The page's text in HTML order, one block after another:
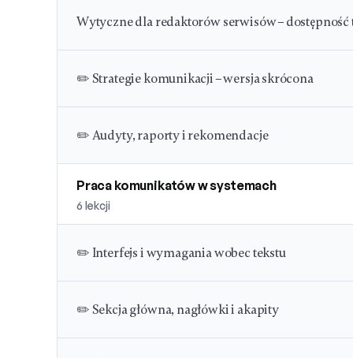
Wytyczne dla redaktorów serwisów –
✏️ Strategie komunikacji – wersja skrócona
✏️ Audyty, raporty i rekomendacje
Praca komunikatów w systemach
6 lekcji
✏️ Interfejs i wymagania wobec tekstu
✏️ Sekcja główna, nagłówki i akapity